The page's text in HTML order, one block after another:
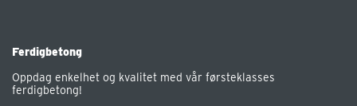
Ferdigbetong
Oppdag enkelhet og kvalitet med vår førsteklasses
ferdigbetong!